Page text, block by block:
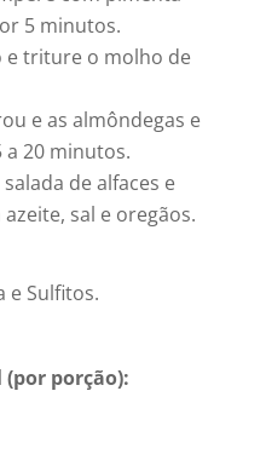
5 minutos.
e triture o molho de
e as almôndegas e
20 minutos.
de alfaces e
sal e oregãos.
e Sulfitos.
porção):